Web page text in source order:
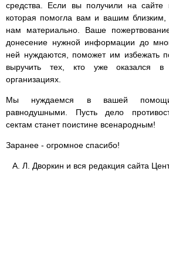
средства. Если вы получили на
которая помогла вам и вашим близким,
нам материально. Ваше
донесение нужной информации до
ней нуждаются, поможет им избежать
выручить тех, кто уже оказался в
организациях.
Мы нуждаемся в вашей
равнодушными. Пусть дело
сектам станет поистине всенародным!
Заранее - огромное спасибо!
А. Л. Дворкин и вся редакция сайта